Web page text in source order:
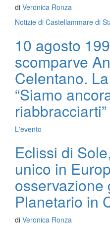
di Veronica Ronza
Notizie di Castellammare di
10 agosto
scomparve
Celentano.
“Siamo
riabbracciarti”
L'evento
Eclissi di
unico in
osservazione
Planetario in
di Veronica Ronza